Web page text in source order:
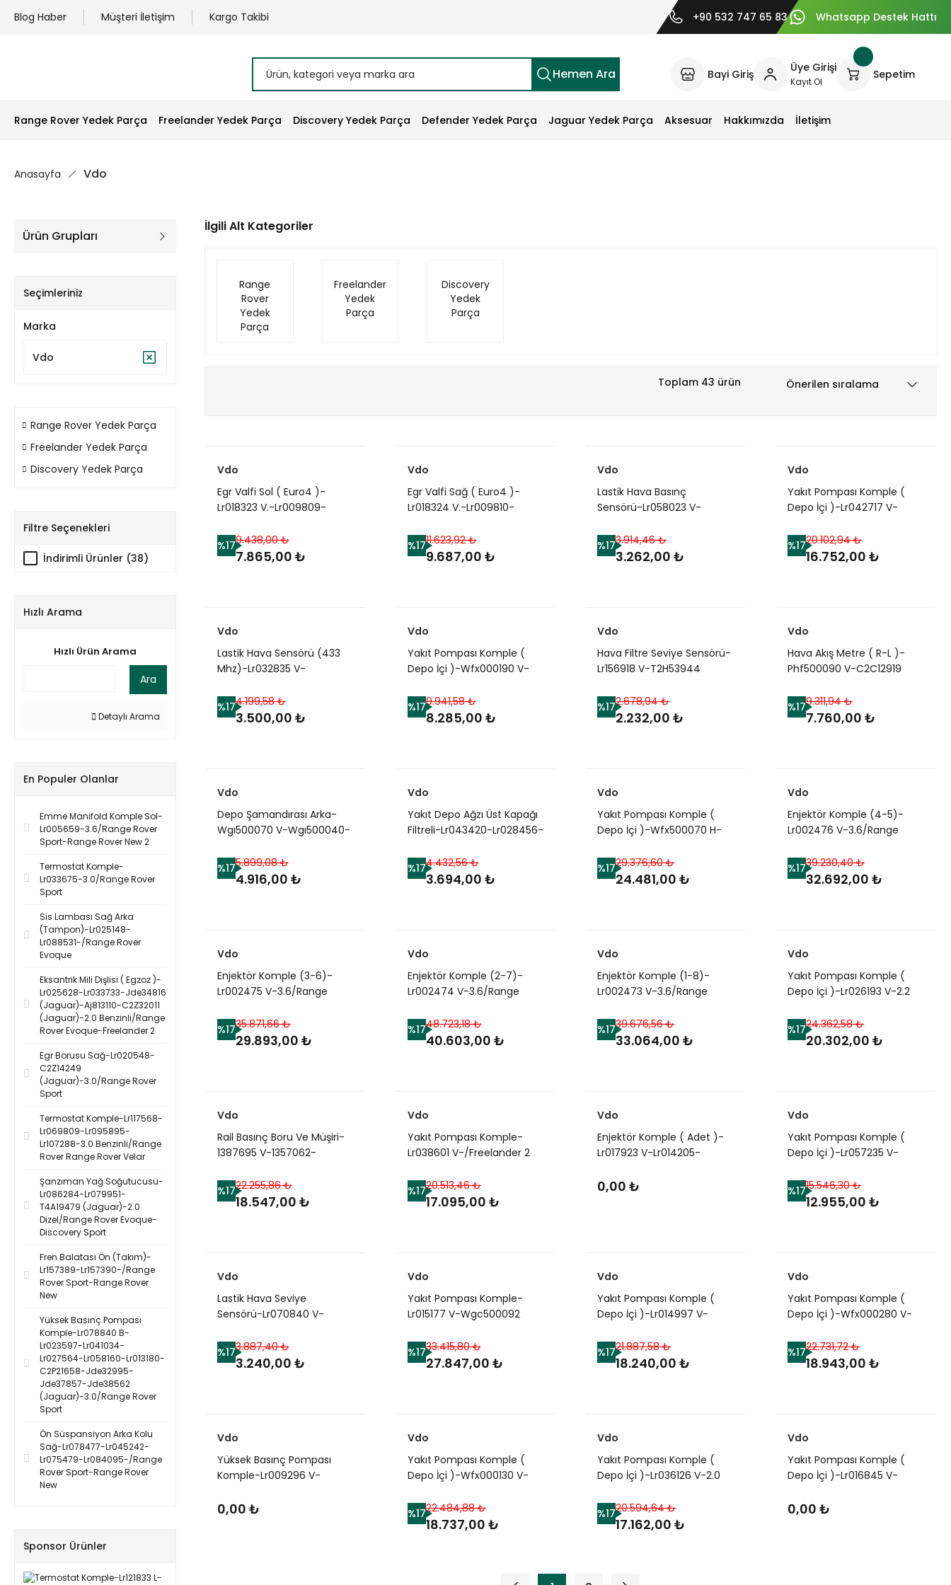
Blog Haber Müşteri İletişim Kargo Takibi +90 532 747 65 83 Whatsapp Destek Hattı
Hemen Ara Bayi Giriş Üye Girişi
Kayıt Ol
Sepetim
Range Rover Yedek Parça Freelander Yedek Parça Discovery Yedek Parça Defender Yedek Parça Jaguar Yedek Parça Aksesuar Hakkımızda İletişim
Anasayfa Vdo
Ürün Grupları
Seçimleriniz
Marka
Vdo
Range Rover Yedek Parça
Freelander Yedek Parça
Discovery Yedek Parça
Filtre Seçenekleri
İndirimli Ürünler (38)
Hızlı Arama
Hızlı Ürün Arama
Ara
Detaylı Arama
En Populer Olanlar
Emme Manifold Komple Sol-
Lr005659-3.6/Range Rover
Sport-Range Rover New 2
Termostat Komple-
Lr033675-3.0/Range Rover
Sport
Sis Lambası Sağ Arka
(Tampon)-Lr025148-
Lr088531-/Range Rover
Evoque
Eksantrik Mili Dişlisi ( Egzoz )-
Lr025628-Lr033733-Jde34816
(Jaguar)-Aj813110-C2Z32011
(Jaguar)-2.0 Benzinli/Range
Rover Evoque-Freelander 2
Egr Borusu Sağ-Lr020548-
C2Z14249
(Jaguar)-3.0/Range Rover
Sport
Termostat Komple-Lr117568-
Lr069809-Lr095895-
Lr107288-3.0 Benzinli/Range
Rover Range Rover Velar
Şanzıman Yağ Soğutucusu-
Lr086284-Lr079951-
T4A19479 (Jaguar)-2.0
Dizel/Range Rover Evoque-
Discovery Sport
Fren Balatası Ön (Takım)-
Lr157389-Lr157390-/Range
Rover Sport-Range Rover
New
Yüksek Basınç Pompası
Komple-Lr078840 B-
Lr023597-Lr041034-
Lr027564-Lr058160-Lr013180-
C2P21658-Jde32995-
Jde37857-Jde38562
(Jaguar)-3.0/Range Rover
Sport
Ön Süspansiyon Arka Kolu
Sağ-Lr078477-Lr045242-
Lr075479-Lr084095-/Range
Rover Sport-Range Rover
New
Sponsor Ürünler
İlgili Alt Kategoriler
Range
Rover
Yedek
Parça
Freelander
Yedek
Parça
Discovery
Yedek
Parça
Toplam 43 ürün
Vdo
Egr Valfi Sol ( Euro4 )-
Lr018323 V.-Lr009809-
2.7/Range Rover Sport-
Discovery 3
%179.438,00 ₺
7.865,00 ₺
Vdo
Egr Valfi Sağ ( Euro4 )-
Lr018324 V.-Lr009810-
Discovery 3
%1711.623,92 ₺
9.687,00 ₺
Vdo
Lastik Hava Basınç
Sensörü-Lr058023 V-
New 2
%173.914,46 ₺
3.262,00 ₺
Vdo
Yakıt Pompası Komple (
Depo İçi )-Lr042717 V-
3.0/Range Rover Sport
%1720.102,94 ₺
16.752,00 ₺
Vdo
Lastik Hava Sensörü (433
Mhz)-Lr032835 V-
Lr018861-/Range Rover New
2
%174.199,58 ₺
3.500,00 ₺
Vdo
Yakıt Pompası Komple (
Depo İçi )-Wfx000190 V-
%179.941,58 ₺
8.285,00 ₺
Vdo
Hava Filtre Seviye Sensörü-
Lr156918 V-T2H53944
Sport-Range Rover New
%172.678,94 ₺
2.232,00 ₺
Vdo
Hava Akış Metre ( R-L )-
Phf500090 V-C2C12919
Rover New 2-Range Rover
Sport
%179.311,94 ₺
7.760,00 ₺
Vdo
Depo Şamandırası Arka-
Wgı500070 V-Wgı500040-
%175.899,08 ₺
4.916,00 ₺
Vdo
Yakıt Depo Ağzı Üst Kapağı
Filtreli-Lr043420-Lr028456-
Sport
%174.432,56 ₺
3.694,00 ₺
Vdo
Yakıt Pompası Komple (
Depo İçi )-Wfx500070 H-
Td4/Freelander 1
%1729.376,60 ₺
24.481,00 ₺
Vdo
Enjektör Komple (4-5)-
Lr002476 V-3.6/Range
New 2
%1739.230,40 ₺
32.692,00 ₺
Vdo
Enjektör Komple (3-6)-
Lr002475 V-3.6/Range
New 2
%1735.871,66 ₺
29.893,00 ₺
Vdo
Enjektör Komple (2-7)-
Lr002474 V-3.6/Range
New 2
%1748.723,18 ₺
40.603,00 ₺
Vdo
Enjektör Komple (1-8)-
Lr002473 V-3.6/Range
New 2
%1739.676,56 ₺
33.064,00 ₺
Vdo
Yakıt Pompası Komple (
Depo İçi )-Lr026193 V-2.2
%1724.362,58 ₺
20.302,00 ₺
Vdo
Rail Basınç Boru Ve Müşiri-
1387695 V-1357062-
(Jaguar)-/Range Rover
Sport
%1722.255,86 ₺
18.547,00 ₺
Vdo
Yakıt Pompası Komple-
Lr038601 V-/Freelander 2
%1720.513,46 ₺
17.095,00 ₺
Vdo
Enjektör Komple ( Adet )-
Lr017923 V-Lr014205-
Lr017925-C2C40577-
0,00 ₺
Vdo
Yakıt Pompası Komple (
Depo İçi )-Lr057235 V-
Benzinli/Range Rover
Evoque
%1715.546,30 ₺
12.955,00 ₺
Vdo
Lastik Hava Seviye
Sensörü-Lr070840 V-
Lr086928-Lr058023-
Lr066378-C2D47173
%173.887,40 ₺
3.240,00 ₺
Vdo
Yakıt Pompası Komple-
Lr015177 V-Wgc500092
Wgs500150-4.2 -
4.4/Range Rover Sport-
%1733.415,80 ₺
27.847,00 ₺
Vdo
Yakıt Pompası Komple (
Depo İçi )-Lr014997 V-
Benzinli/Range Rover Sport
%1721.887,58 ₺
18.240,00 ₺
Vdo
Yakıt Pompası Komple (
Depo İçi )-Wfx000280 V-
%1722.731,72 ₺
18.943,00 ₺
Vdo
Yüksek Basınç Pompası
Komple-Lr009296 V-
Lr047217-C2S52532-
0,00 ₺
Vdo
Yakıt Pompası Komple (
Depo İçi )-Wfx000130 V-
%1722.484,88 ₺
18.737,00 ₺
Vdo
Yakıt Pompası Komple (
Depo İçi )-Lr036126 V-2.0
%1720.594,64 ₺
17.162,00 ₺
Vdo
Yakıt Pompası Komple (
Depo İçi )-Lr016845 V-
0,00 ₺